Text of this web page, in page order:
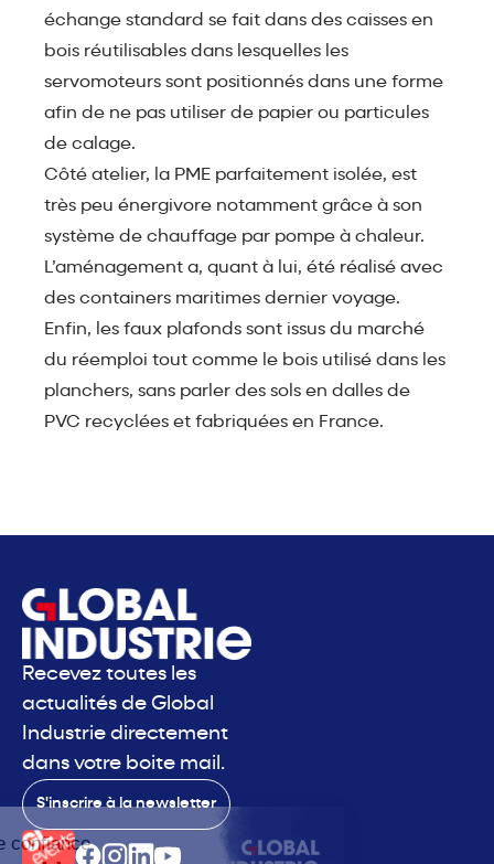
échange standard se fait dans des caisses en
bois réutilisables dans lesquelles les
servomoteurs sont positionnés dans une forme
afin de ne pas utiliser de papier ou particules
de calage.
Côté atelier, la PME parfaitement isolée, est
très peu énergivore notamment grâce à son
système de chauffage par pompe à chaleur.
L’aménagement a, quant à lui, été réalisé avec
des containers maritimes dernier voyage.
Enfin, les faux plafonds sont issus du marché
du réemploi tout comme le bois utilisé dans les
planchers, sans parler des sols en dalles de
PVC recyclées et fabriquées en France.
Recevez toutes les
actualités de Global
Industrie directement
dans votre boite mail.
S'inscrire à la newsletter